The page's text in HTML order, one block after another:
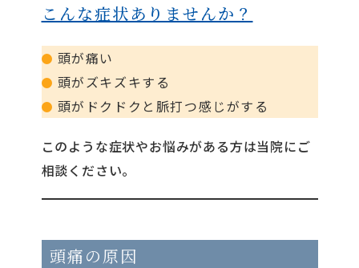
こんな症状ありませんか？
頭が痛い
頭がズキズキする
頭がドクドクと脈打つ感じがする
このような症状やお悩みがある方は当院にご
相談ください。
頭痛の原因